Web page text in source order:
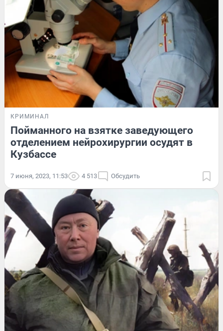
КРИМИНАЛ
Пойманного на взятке заведующего
отделением нейрохирургии осудят в
Кузбассе
7 июня, 2023, 11:53 4 513 Обсудить